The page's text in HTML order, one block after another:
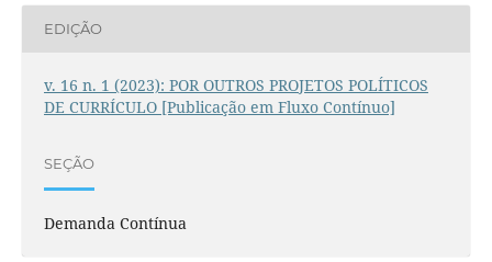
EDIÇÃO
v. 16 n. 1 (2023): POR OUTROS PROJETOS POLÍTICOS
DE CURRÍCULO [Publicação em Fluxo Contínuo]
SEÇÃO
Demanda Contínua